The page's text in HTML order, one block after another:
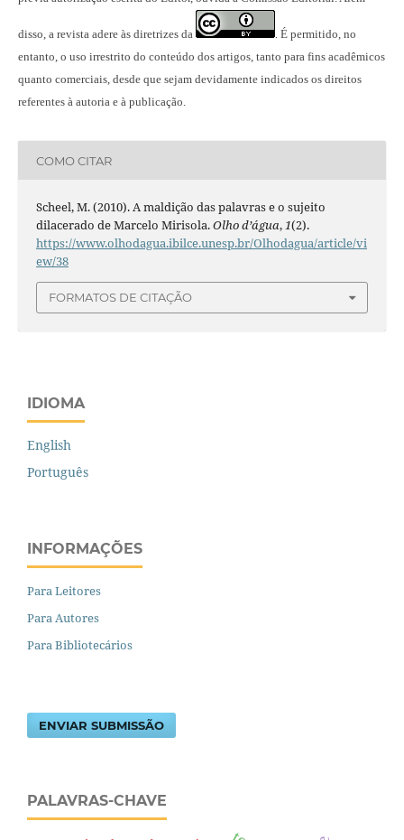
disso, a revista adere às diretrizes da
É permitido, no
entanto, o uso irrestrito do conteúdo dos artigos, tanto para fins acadêmicos
quanto comerciais, desde que sejam devidamente indicados os direitos
referentes à autoria e à publicação.
COMO CITAR
Scheel, M. (2010). A maldição das palavras e o sujeito
dilacerado de Marcelo Mirisola.Olho d’água,1(2).
https://www.olhodagua.ibilce.unesp.br/Olhodagua/article/vi
ew/38
FORMATOS DE CITAÇÃO
IDIOMA
English
Português
INFORMAÇÕES
Para Leitores
Para Autores
Para Bibliotecários
ENVIAR SUBMISSÃO
PALAVRAS-CHAVE